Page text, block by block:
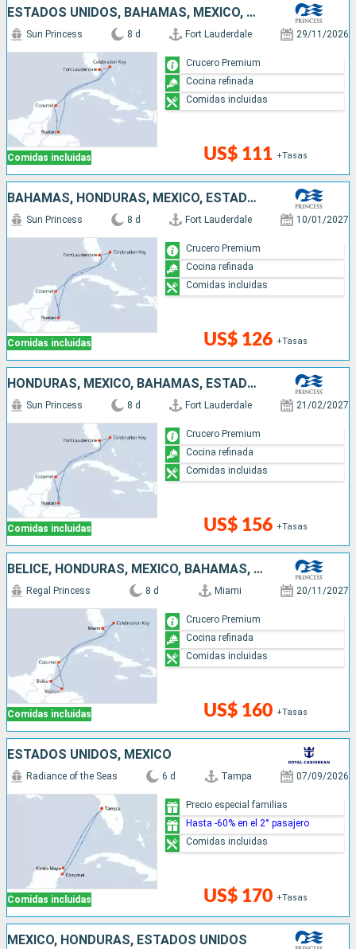
ESTADOS UNIDOS, BAHAMAS, MÉXICO, HONDURAS
Comidas incluidas
Sun Princess 8 d Fort Lauderdale 29/11/2026
US$ 111 +Tasas
Crucero Premium
Cocina refinada
Comidas incluidas
BAHAMAS, HONDURAS, MÉXICO, ESTADOS UNIDOS
Comidas incluidas
Sun Princess 8 d Fort Lauderdale 10/01/2027
US$ 126 +Tasas
Crucero Premium
Cocina refinada
Comidas incluidas
HONDURAS, MÉXICO, BAHAMAS, ESTADOS UNIDOS
Comidas incluidas
Sun Princess 8 d Fort Lauderdale 21/02/2027
US$ 156 +Tasas
Crucero Premium
Cocina refinada
Comidas incluidas
BELICE, HONDURAS, MÉXICO, BAHAMAS, ESTADOS UNIDOS
Comidas incluidas
Regal Princess 8 d Miami 20/11/2027
US$ 160 +Tasas
Crucero Premium
Cocina refinada
Comidas incluidas
ESTADOS UNIDOS, MÉXICO
Comidas incluidas
Radiance of the Seas 6 d Tampa 07/09/2026
US$ 170 +Tasas
Precio especial familias
Hasta -60% en el 2° pasajero
Comidas incluidas
MÉXICO, HONDURAS, ESTADOS UNIDOS